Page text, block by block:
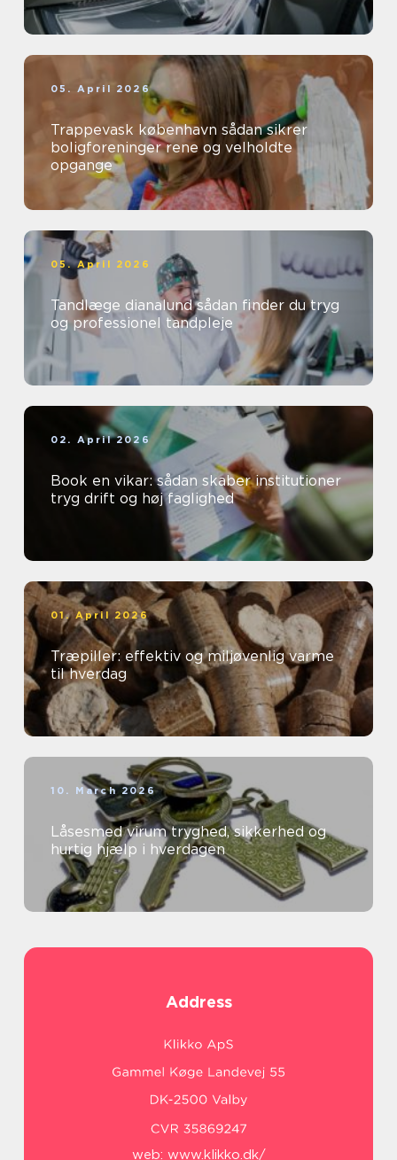
05. April 2026
Trappevask københavn sådan sikrer
boligforeninger rene og velholdte
opgange
05. April 2026
Tandlæge dianalund sådan finder du tryg
og professionel tandpleje
02. April 2026
Book en vikar: sådan skaber institutioner
tryg drift og høj faglighed
01. April 2026
Træpiller: effektiv og miljøvenlig varme
til hverdag
10. March 2026
Låsesmed virum tryghed, sikkerhed og
hurtig hjælp i hverdagen
Address
web: www.klikko.dk/